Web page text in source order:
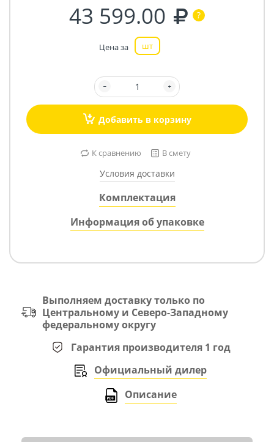
43 599.00
Цена за шт
Добавить в корзину
К сравнению В смету
Условия доставки
Комплектация
Информация об упаковке
Выполняем доставку только по
Центральному и Северо-Западному
федеральному округу
Гарантия производителя 1 год
Официальный дилер
Описание